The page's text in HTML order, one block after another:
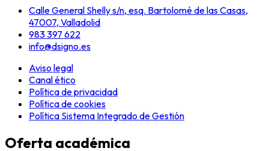
Calle General Shelly s/n, esq. Bartolomé de las Casas,
47007, Valladolid
983 397 622
info@dsigno.es
Aviso legal
Canal ético
Política de privacidad
Política de cookies
Política Sistema Integrado de Gestión
Oferta académica